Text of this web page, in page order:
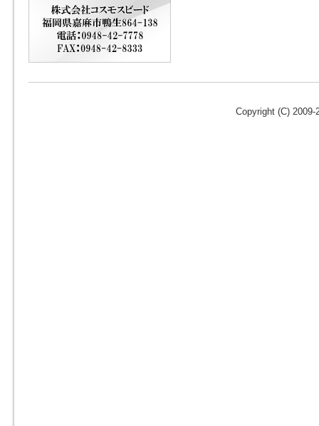
Copyright (C)